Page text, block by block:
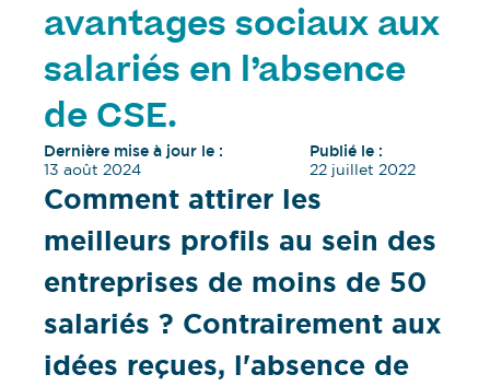
avantages sociaux aux
salariés en l’absence
de CSE.
Dernière mise à jour le :
13 août 2024
Publié le :
22 juillet 2022
Comment attirer les
meilleurs profils au sein des
entreprises de moins de 50
salariés ? Contrairement aux
idées reçues, l'absence de